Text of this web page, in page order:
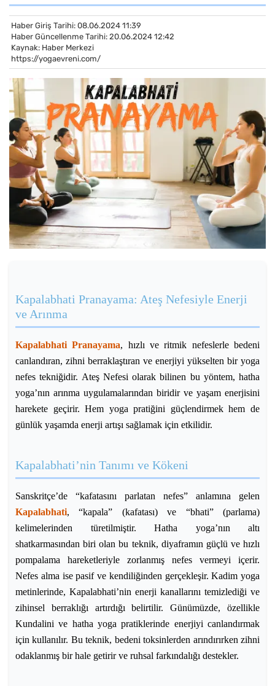
Haber Giriş Tarihi: 08.06.2024 11:39
Haber Güncellenme Tarihi: 20.06.2024 12:42
Kaynak: Haber Merkezi
https://yogaevreni.com/
Kapalabhati Pranayama: Ateş Nefesiyle Enerji
ve Arınma
Kapalabhati Pranayama, hızlı ve ritmik nefeslerle bedeni
canlandıran, zihni berraklaştıran ve enerjiyi yükselten bir yoga
nefes tekniğidir. Ateş Nefesi olarak bilinen bu yöntem, hatha
yoga’nın arınma uygulamalarından biridir ve yaşam enerjisini
harekete geçirir. Hem yoga pratiğini güçlendirmek hem de
günlük yaşamda enerji artışı sağlamak için etkilidir.
Kapalabhati’nin Tanımı ve Kökeni
Sanskritçe’de “kafatasını parlatan nefes” anlamına gelen
Kapalabhati, “kapala” (kafatası) ve “bhati” (parlama)
kelimelerinden türetilmiştir. Hatha yoga’nın altı
shatkarmasından biri olan bu teknik, diyaframın güçlü ve hızlı
pompalama hareketleriyle zorlanmış nefes vermeyi içerir.
Nefes alma ise pasif ve kendiliğinden gerçekleşir. Kadim yoga
metinlerinde, Kapalabhati’nin enerji kanallarını temizlediği ve
zihinsel berraklığı artırdığı belirtilir. Günümüzde, özellikle
Kundalini ve hatha yoga pratiklerinde enerjiyi canlandırmak
için kullanılır. Bu teknik, bedeni toksinlerden arındırırken zihni
odaklanmış bir hale getirir ve ruhsal farkındalığı destekler.